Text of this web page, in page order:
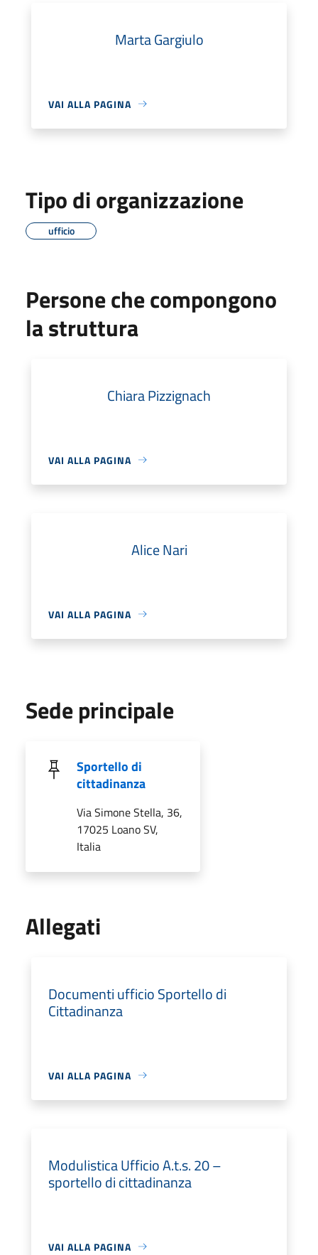
Marta Gargiulo
VAI ALLA PAGINA
Tipo di organizzazione
ufficio
Persone che compongono
la struttura
Chiara Pizzignach
VAI ALLA PAGINA
Alice Nari
VAI ALLA PAGINA
Sede principale
Sportello di
cittadinanza
Via Simone Stella, 36,
17025 Loano SV,
Italia
Allegati
Documenti ufficio Sportello di
Cittadinanza
VAI ALLA PAGINA
Modulistica Ufficio A.t.s. 20 –
sportello di cittadinanza
VAI ALLA PAGINA